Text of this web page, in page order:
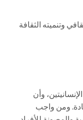
وتنميته الثقافة
وأن
ومن واجب